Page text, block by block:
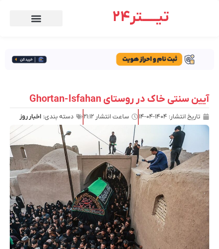
تیـــــتر24
آیین سنتی خاک در روستای Ghortan-Isfahan
تاریخ انتشار: ۱۴۰۴-۰۴-۱۴ ساعت انتشار ۲۱:۱۲ دسته بندی: اخبار روز